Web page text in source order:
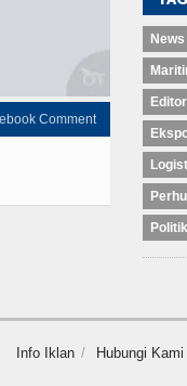
Comment
News
Politik
Info Iklan Hubungi Kami